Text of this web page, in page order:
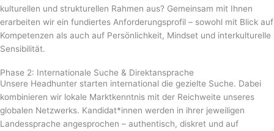
kulturellen und strukturellen Rahmen aus? Gemeinsam mit Ihnen
erarbeiten wir ein fundiertes Anforderungsprofil – sowohl mit Blick auf
Kompetenzen als auch auf Persönlichkeit, Mindset und interkulturelle
Sensibilität.
Phase 2: Internationale Suche & Direktansprache
Unsere Headhunter starten international die gezielte Suche. Dabei
kombinieren wir lokale Marktkenntnis mit der Reichweite unseres
globalen Netzwerks. Kandidat*innen werden in ihrer jeweiligen
Landessprache angesprochen – authentisch, diskret und auf